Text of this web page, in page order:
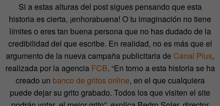
Si a estas alturas del post sigues pensando que esta
historia es cierta, ¡enhorabuena! O tu imaginación no tiene
límites o eres tan buena persona que no has dudado de la
credibilidad del que escribe. En realidad, no es más que el
argumento de la nueva campaña publicitaria de Canal Plus,
realizada por la agencia FCB. “En torno a esta historia se ha
creado un banco de gritos online, en el que cualquiera
puede dejar su grito grabado. Todos los que visiten el site